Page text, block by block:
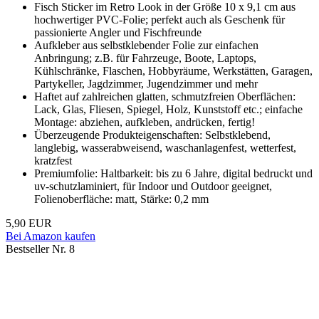
Fisch Sticker im Retro Look in der Größe 10 x 9,1 cm aus
hochwertiger PVC-Folie; perfekt auch als Geschenk für
passionierte Angler und Fischfreunde
Aufkleber aus selbstklebender Folie zur einfachen
Anbringung; z.B. für Fahrzeuge, Boote, Laptops,
Kühlschränke, Flaschen, Hobbyräume, Werkstätten, Garagen,
Partykeller, Jagdzimmer, Jugendzimmer und mehr
Haftet auf zahlreichen glatten, schmutzfreien Oberflächen:
Lack, Glas, Fliesen, Spiegel, Holz, Kunststoff etc.; einfache
Montage: abziehen, aufkleben, andrücken, fertig!
Überzeugende Produkteigenschaften: Selbstklebend,
langlebig, wasserabweisend, waschanlagenfest, wetterfest,
kratzfest
Premiumfolie: Haltbarkeit: bis zu 6 Jahre, digital bedruckt und
uv-schutzlaminiert, für Indoor und Outdoor geeignet,
Folienoberfläche: matt, Stärke: 0,2 mm
5,90 EUR
Bei Amazon kaufen
Bestseller Nr. 8